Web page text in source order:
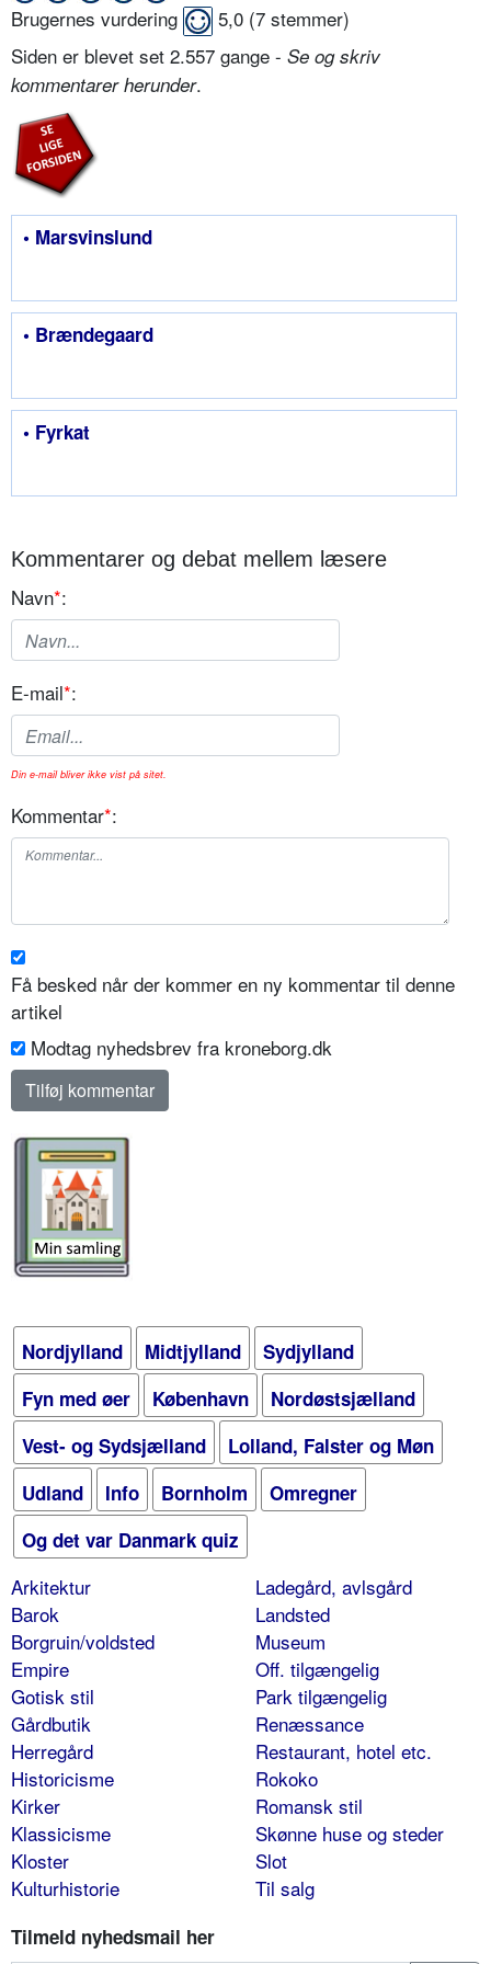
Brugernes vurdering 5,0 (7 stemmer)
Siden er blevet set 2.557 gange - Se og skriv
kommentarer herunder.
• Marsvinslund
• Brændegaard
• Fyrkat
Kommentarer og debat mellem læsere
Navn*:
E-mail*:
Din e-mail bliver ikke vist på sitet.
Kommentar*:
Få besked når der kommer en ny kommentar til denne
artikel
Modtag nyhedsbrev fra kroneborg.dk
Nordjylland Midtjylland
Sydjylland
Fyn med øer
København
Nordøstsjælland
Vest- og Sydsjælland
Lolland, Falster og Møn
Udland
Info Bornholm
Omregner
Og det var Danmark quiz
Arkitektur
Barok
Borgruin/voldsted
Empire
Gotisk stil
Gårdbutik
Herregård
Historicisme
Kirker
Klassicisme
Kloster
Kulturhistorie
Ladegård, avlsgård
Landsted
Museum
Off. tilgængelig
Park tilgængelig
Renæssance
Restaurant, hotel etc.
Rokoko
Romansk stil
Skønne huse og steder
Slot
Til salg
Tilmeld nyhedsmail her